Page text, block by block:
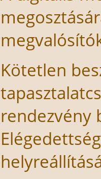
Kötetlen
rendezvény